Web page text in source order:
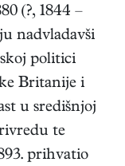
(?, 1844 –
nadvladavši
politici
Britanije i
u središnjoj
te
prihvatio